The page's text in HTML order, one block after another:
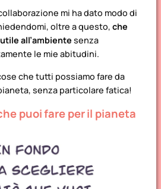
mi ha dato modo di
oltre a questo, che
all’ambiente senza
le mie abitudini.
che tutti possiamo fare da
senza particolare fatica!
puoi fare per il pianeta